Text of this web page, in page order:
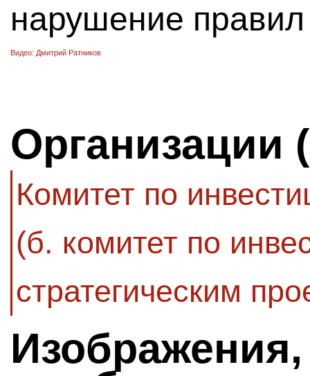
нарушение правил
Видео: Дмитрий Ратников
Организации
Комитет по
(б. комитет по
стратегическим